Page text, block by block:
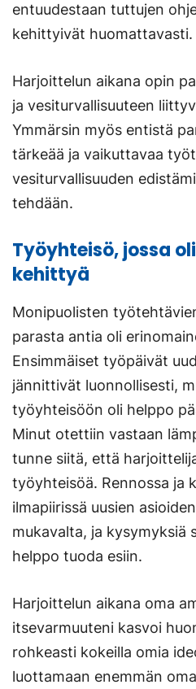
entuudestaan tuttujen
kehittyivät huomattavasti.
Harjoittelun aikana opin
ja vesiturvallisuuteen
Ymmärsin myös entistä
tärkeää ja vaikuttavaa
vesiturvallisuuden
tehdään.
Työyhteisö, jossa
kehittyä
Monipuolisten
parasta antia oli
Ensimmäiset työpäivät
jännittivät luonnollisesti,
työyhteisöön oli helppo
Minut otettiin vastaan
tunne siitä, että
työyhteisöä. Rennossa ja
ilmapiirissä uusien
mukavalta, ja kysymyksiä
helppo tuoda esiin.
Harjoittelun aikana oma
itsevarmuuteni kasvoi
rohkeasti kokeilla omia
luottamaan enemmän